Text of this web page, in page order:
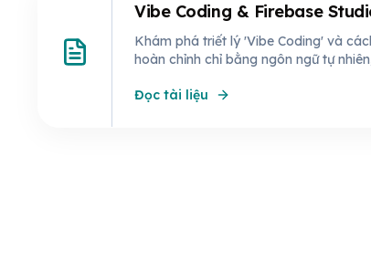
Vibe Coding & Firebase
Khám phá triết lý 'Vibe Coding' và
hoàn chỉnh chỉ bằng ngôn ngữ tự
Đọc tài liệu